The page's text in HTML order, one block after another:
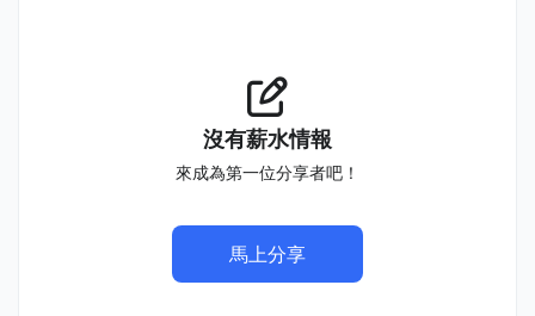
沒有薪水情報
來成為第一位分享者吧！
馬上分享